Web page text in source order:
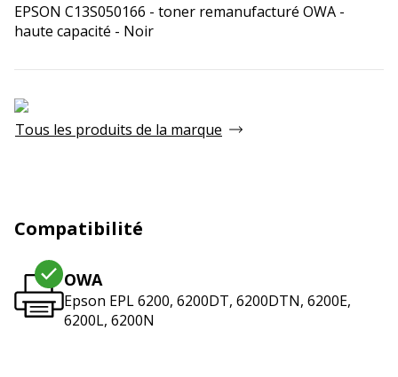
EPSON C13S050166 - toner remanufacturé OWA -
haute capacité - Noir
Tous les produits de la marque
Compatibilité
OWA
Epson EPL 6200, 6200DT, 6200DTN, 6200E,
6200L, 6200N